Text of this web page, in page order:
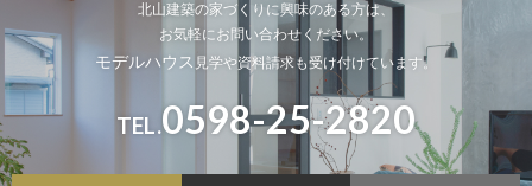
北山建築の家づくりに興味のある方は、
お気軽にお問い合わせください。
モデルハウス 見学や資料請求も受け付けています。
TEL.0598-25-2820